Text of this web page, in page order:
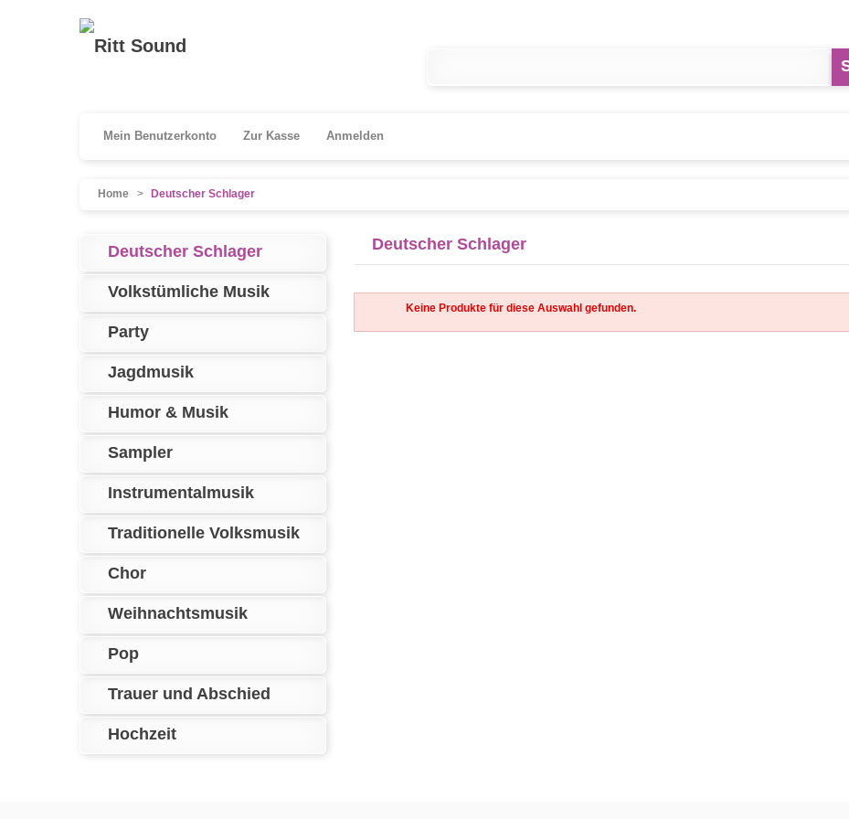
Anmelden
Mein Benutzerkonto Zur Kasse
Home > Deutscher Schlager
Deutscher Schlager
Keine Produkte für diese Auswahl gefunden.
Deutscher Schlager
Volkstümliche Musik
Party
Jagdmusik
Humor & Musik
Sampler
Instrumentalmusik
Traditionelle Volksmusik
Chor
Weihnachtsmusik
Pop
Trauer und Abschied
Hochzeit